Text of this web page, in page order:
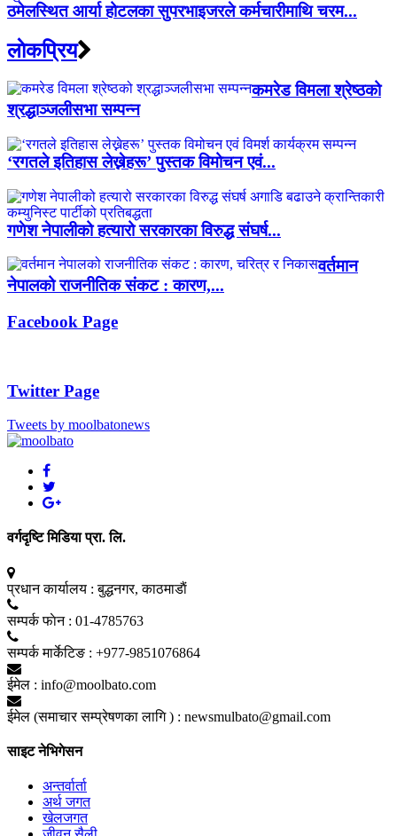
ठमेलस्थित आर्या होटलका सुपरभाइजरले कर्मचारीमाथि चरम...
लाेकप्रिय
कमरेड विमला श्रेष्ठको
श्रद्धाञ्जलीसभा सम्पन्न
‘रगतले इतिहास लेख्नेहरू’ पुस्तक विमोचन एवं...
गणेश नेपालीको हत्यारो सरकारका विरुद्ध संघर्ष...
वर्तमान
नेपालको राजनीतिक संकट : कारण,...
Facebook Page
Twitter Page
Tweets by moolbatonews
वर्गदृष्टि मिडिया प्रा. लि.
प्रधान कार्यालय : बुद्धनगर, काठमाडाैं
सम्पर्क फाेन : 01-4785763
सम्पर्क मार्केटिङ : +977-9851076864
ईमेल : info@moolbato.com
ईमेल (समाचार सम्प्रेषणका लागि ) : newsmulbato@gmail.com
साइट नेभिगेसन
अन्तर्वार्ता
अर्थ जगत
खेलजगत